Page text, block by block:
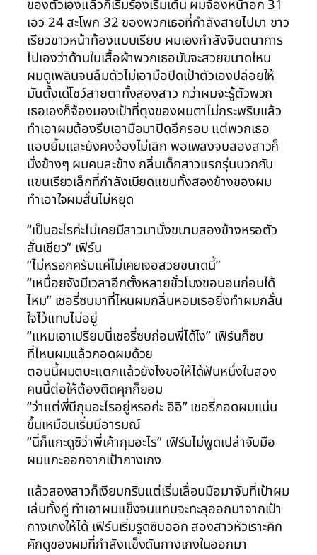
ของตัวเองแล้วก็เริ่มร้องเริ่มเต้น ผมจ้องหน้าอก 31
เอว 24 สะโพก 32 ของพวกเธอที่กำลังสายไปมา ขาว
เรียวขาวหน้าท้องแบบเรียบ ผมเองกำลังจินตนาการ
ไปเองว่าด้านในเสื้อผ้าพวกเธอมันจะสวยขนาดไหน
ผมดูเพลินจนลืมตัวไม่เอามือปิดเป้าตัวเองปล่อยให้
มันตั้งเด่โชว์สายตาทั้งสองสาว กว่าผมจะรู้ตัวพวก
เธอเองก็จ้องมองเป้าที่ตุงของผมตาไม่กระพริบแล้ว
ทำเอาผมต้องรีบเอามือมาปิดอีกรอบ แต่พวกเธอ
แอบยิ้มและยังคงจ้องไม่เลิก พอเพลงจบสองสาวก็
นั่งข้างๆ ผมคนละข้าง กลิ่นเด็กสาวแรกรุ่นบวกกับ
แขนเรียวเล็กที่กำลังเบียดแขนทั้งสองข้างของผม
ทำเอาใจผมสั่นไม่หยุด
“เป็นอะไรค่ะไม่เคยมีสาวมานั่งขนาบสองข้างหรอตัว
สั่นเชียว” เฟิร์น
“ไม่หรอกครับแค่ไม่เคยเจอสวยขนาดนี้”
“เหนื่อยจังมีเวลาอีกตั้งหลายชั่วโมงขอนอนก่อนได้
ไหม” เชอรี่ซบมาที่ไหนผมกลิ่นหอมเธอยิ่งทำผมกลั้น
ใจไว้แทบไม่อยู่
“แหมเอาเปรียบนี่เชอรี่ซบก่อนพี่ได้ไง” เฟิร์นก็ซบ
ที่ไหนผมแล้วกอดผมด้วย
ตอนนี้ผมตบะแตกแล้วยังไงขอให้ได้ฟันหนึ่งในสอง
คนนี้ต่อให้ต้องติดคุกก็ยอม
“ว่าแต่พี่บีกุมอะไรอยู่หรอค่ะ อิอิ” เชอรี่กอดผมแน่น
ขึ้นเหมือนเริ่มมีอารมณ์
“นี่ก็แกะดูซิว่าพี่เค้ากุมอะไร” เฟิร์นไม่พูดเปล่าจับมือ
ผมแกะออกจากเป้ากางเกง
แล้วสองสาวก็เงียบกริบแต่เริ่มเลื่อนมือมาจับที่เป้าผม
เล่นทั้งคู่ ทำเอาผมแข็งจนแทบจะทะลุออกมาจากเป้า
กางเกงให้ได้ เฟิร์นเริ่มรูดซิบออก สองสาวหัวเราะคิก
คักดูของผมที่กำลังแข็งดันกางเกงในออกมา